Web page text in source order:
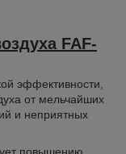
FAF-
эффективности,
от мельчайших
и неприятных
повышению